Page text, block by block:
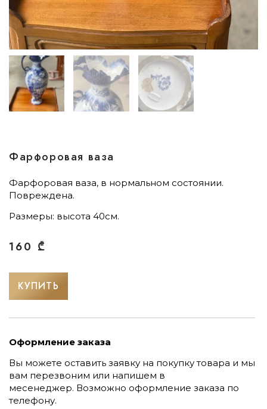
Фарфоровая ваза
Фарфоровая ваза, в нормальном состоянии.
Повреждена.
Размеры: высота 40см.
160 ₾
КУПИТЬ
Оформление заказа
Вы можете оставить заявку на покупку товара и мы
вам перезвоним или напишем в
месенеджер. Возможно оформление заказа по
телефону.